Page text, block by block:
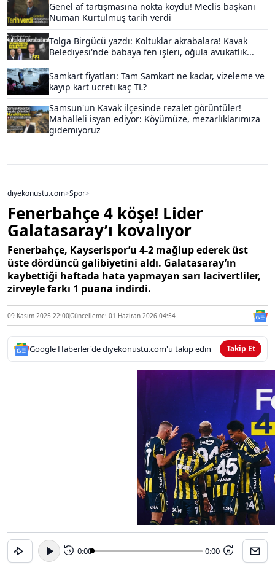
Genel af tartışmasına nokta koydu! Meclis başkanı
Numan Kurtulmuş tarih verdi
Tolga Birgücü yazdı: Koltuklar akrabalara! Kavak
Belediyesi'nde babaya fen işleri, oğula avukatlık...
Samkart fiyatları: Tam Samkart ne kadar, vizeleme ve
kayıp kart ücreti kaç TL?
Samsun'un Kavak ilçesinde rezalet görüntüler!
Mahalleli isyan ediyor: Köyümüze, mezarlıklarımıza
gidemiyoruz
diyekonustu.com>Spor>
Fenerbahçe 4 köşe! Lider
Galatasaray’ı kovalıyor
Fenerbahçe, Kayserispor’u 4-2 mağlup ederek üst
üste dördüncü galibiyetini aldı. Galatasaray’ın
kaybettiği haftada hata yapmayan sarı lacivertliler,
zirveyle farkı 1 puana indirdi.
09 Kasım 2025 22:00Güncelleme: 01 Haziran 2026 04:54
Google Haberler'de diyekonustu.com'u takip edin Takip Et
15 0:00 -0:00 15